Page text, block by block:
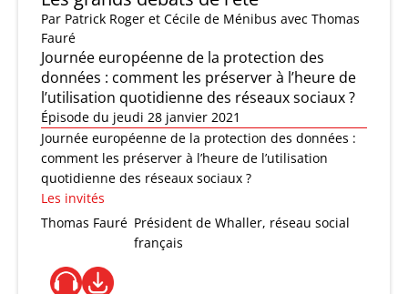
Par Patrick Roger et Cécile de Ménibus avec Thomas
Fauré
Journée européenne de la protection des
données : comment les préserver à l’heure de
l’utilisation quotidienne des réseaux sociaux ?
Épisode du jeudi 28 janvier 2021
Journée européenne de la protection des données :
comment les préserver à l’heure de l’utilisation
quotidienne des réseaux sociaux ?
Les invités
Thomas Fauré Président de Whaller, réseau social
français